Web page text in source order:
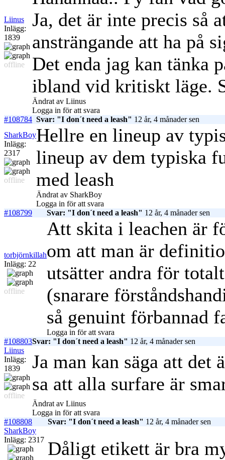
Liinus
Inlägg:
1839
offline
Ja, det är inte precis så
ansträngande att ha på
Det enda jag kan tänka
ibland vid kritiskt läge.
Ändrat av Liinus
Logga in för att svara
#108784 Svar: "I don´t need a leash" 12 år, 4 månader sen
SharkBoy
Inlägg:
2317
offline
Hellre en lineup av
lineup av dem typiska
med leash
Ändrat av SharkBoy
Logga in för att svara
#108799
Svar: "I don´t need a leash" 12 år, 4 månader sen
torbjörnkillah
Inlägg: 22
offline
Att skita i leachen är
om att man är
utsätter andra för
(snarare
så genuint förbannad
Logga in för att svara
#108803Svar: "I don´t need a leash" 12 år, 4 månader sen
Liinus
Inlägg:
1839
offline
Ja man kan säga att det
sa att alla surfare är
Ändrat av Liinus
Logga in för att svara
#108808
Svar: "I don´t need a leash" 12 år, 4 månader sen
SharkBoy
Inlägg: 2317 Dåligt etikett är bra